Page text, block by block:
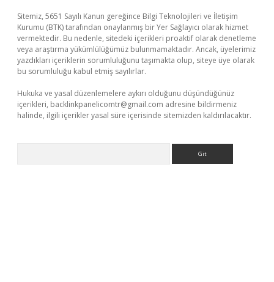
Sitemiz, 5651 Sayılı Kanun gereğince Bilgi Teknolojileri ve İletişim
Kurumu (BTK) tarafından onaylanmış bir Yer Sağlayıcı olarak hizmet
vermektedir. Bu nedenle, sitedeki içerikleri proaktif olarak denetleme
veya araştırma yükümlülüğümüz bulunmamaktadır. Ancak, üyelerimiz
yazdıkları içeriklerin sorumluluğunu taşımakta olup, siteye üye olarak
bu sorumluluğu kabul etmiş sayılırlar.
Hukuka ve yasal düzenlemelere aykırı olduğunu düşündüğünüz
içerikleri, backlinkpanelicomtr@gmail.com adresine bildirmeniz
halinde, ilgili içerikler yasal süre içerisinde sitemizden kaldırılacaktır.